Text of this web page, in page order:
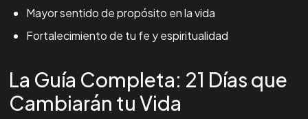
Mayor sentido de propósito en la vida
Fortalecimiento de tu fe y espiritualidad
La Guía Completa: 21 Días que
Cambiarán tu Vida